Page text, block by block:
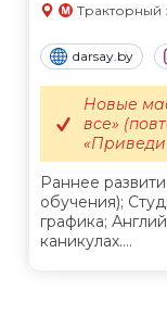
Тракторный
darsay.by
Раннее
обучения);
графика;
каникулах....
Новые
все»
«Приведи